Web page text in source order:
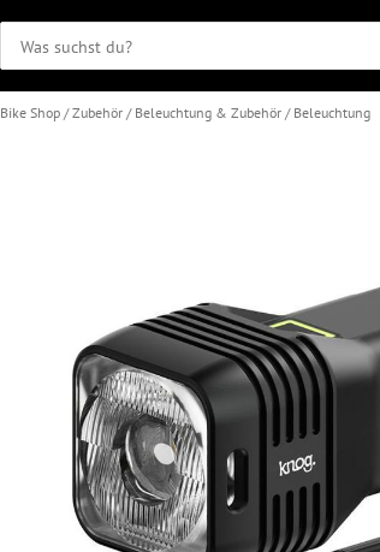
Bike Shop Zubehör Beleuchtung & Zubehör Beleuchtung